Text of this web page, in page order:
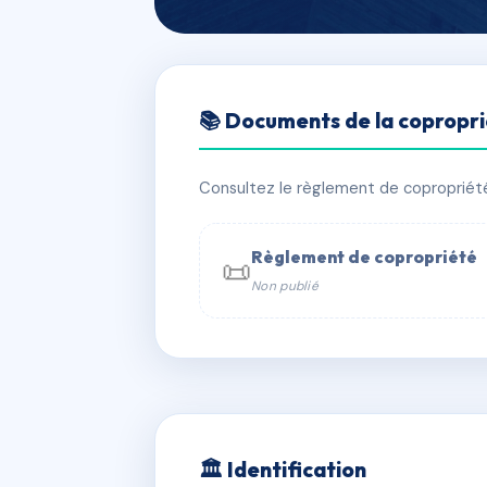
RESIDENCE DU
📍 15 r du caducee 34090
📞 Contacter Syndic Digital
📚 Documents de la
Consultez le règlement de
📜Règlement de copropriété
Non publié
🏛 Identification